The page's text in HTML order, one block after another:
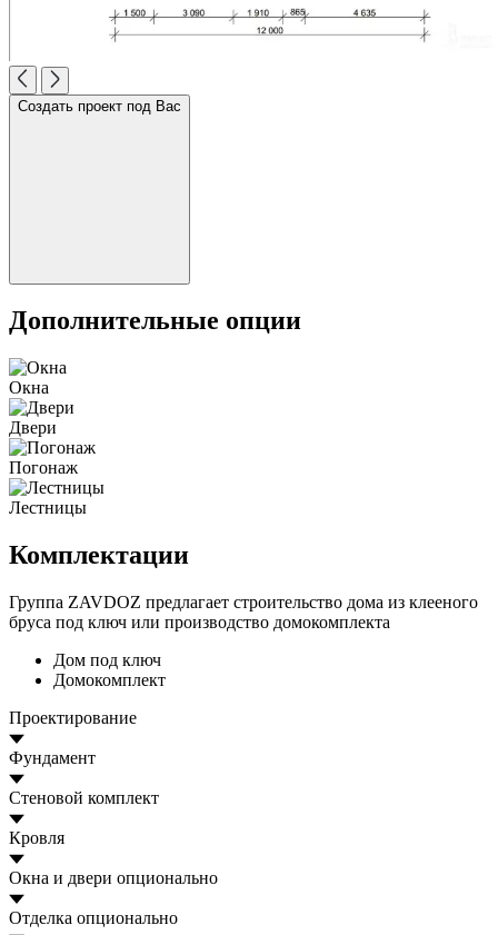
Создать проект под Вас
Дополнительные опции
Окна
Двери
Погонаж
Лестницы
Комплектации
Группа ZAVDOZ предлагает строительство дома из клееного
бруса под ключ или производство домокомплекта
Дом под ключ
Домокомплект
Проектирование
Фундамент
Стеновой комплект
Кровля
Окна и двери опционально
Отделка опционально